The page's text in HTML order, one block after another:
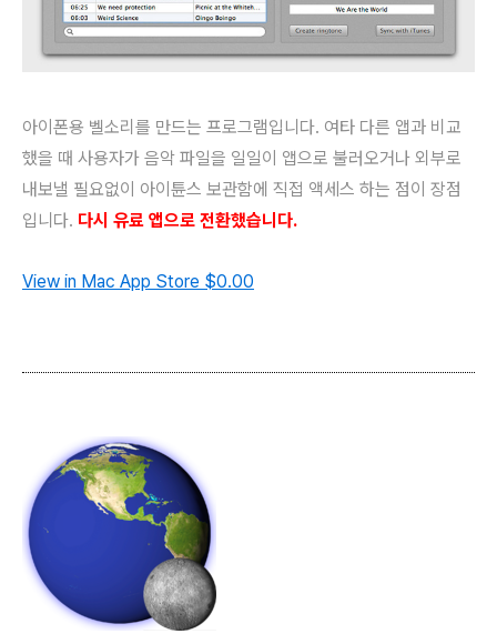
아이폰용 벨소리를 만드는 프로그램입니다. 여타 다른 앱과 비교
했을 때 사용자가 음악 파일을 일일이 앱으로 불러오거나 외부로
내보낼 필요없이 아이튠스 보관함에 직접 액세스 하는 점이 장점
입니다. 다시 유료 앱으로 전환했습니다.
View in Mac App Store $0.00